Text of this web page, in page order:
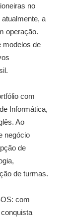
no
a
operação.
modelos de
com
Informática,
Ao
negócio
de
de turmas.
com